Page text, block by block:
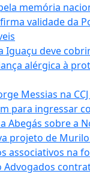
memória
validade da
Iguaçu deve
alérgica à
Messias na
para ingressar
Abegás sobre a
projeto de
associativos na